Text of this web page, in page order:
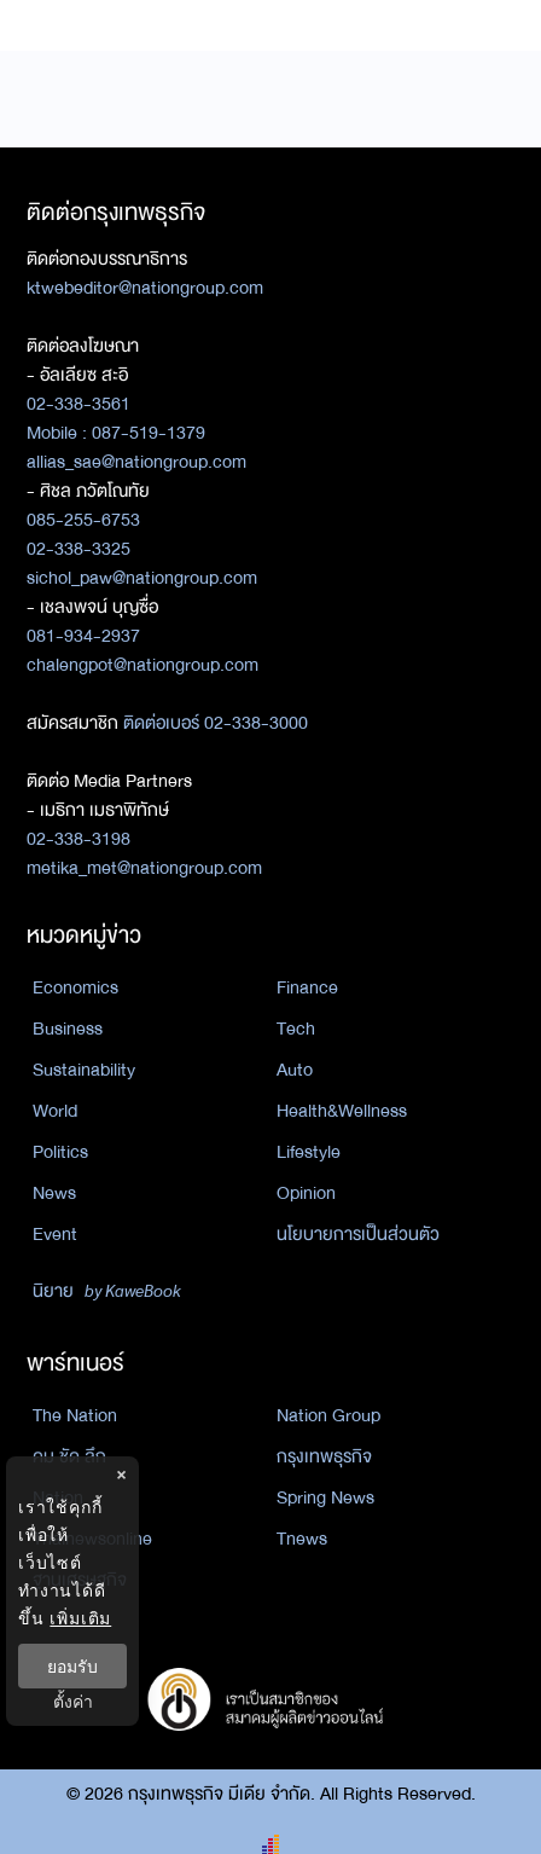
ติดต่อกรุงเทพธุรกิจ
ติดต่อกองบรรณาธิการ
ktwebeditor@nationgroup.com
ติดต่อลงโฆษณา
- อัลเลียซ สะอิ
02-338-3561
Mobile : 087-519-1379
allias_sae@nationgroup.com
- ศิชล ภวัตโณทัย
085-255-6753
02-338-3325
sichol_paw@nationgroup.com
- เชลงพจน์ บุญซื่อ
081-934-2937
chalengpot@nationgroup.com
สมัครสมาชิกติดต่อเบอร์ 02-338-3000
ติดต่อ Media Partners
- เมธิกา เมธาพิทักษ์
02-338-3198
metika_met@nationgroup.com
หมวดหมู่ข่าว
Economics
Finance
Business
Tech
Sustainability
Auto
World
Health&Wellness
Politics
Lifestyle
News
Opinion
Event
นโยบายการเป็นส่วนตัว
นิยาย by KaweBook
พาร์ทเนอร์
The Nation
Nation Group
คม ชัด ลึก
กรุงเทพธุรกิจ
Nation
Spring News
Thainewsonline
Tnews
ฐานเศรษฐกิจ
©2026กรุงเทพธุรกิจ มีเดีย จำกัด. All Rights Reserved.
×
เราใช้คุกกี้
เพื่อให้
เว็บไซต์
ทำงานได้ดี
ขึ้น เพิ่มเติม
ยอมรับ
ตั้งค่า